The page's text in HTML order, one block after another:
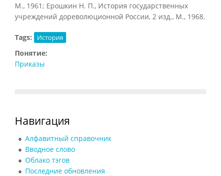
М., 1961; Ерошкин Н. П., История государственных
учреждений дореволюционной России, 2 изд., М., 1968.
Tags: История
Понятие:
Приказы
Навигация
Алфавитный справочник
Вводное слово
Облако тэгов
Последние обновления